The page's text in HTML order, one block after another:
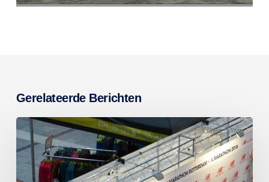
Gerelateerde Berichten
Profiteer
van
het
vroege